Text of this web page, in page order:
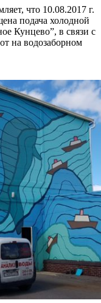
что 10.08.2017 г.
подача холодной
Кунцево”, в связи с
на водозаборном